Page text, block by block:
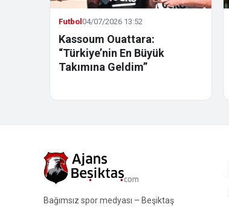
Futbol 04/07/2026 13:52
Kassoum Ouattara:
“Türkiye’nin En Büyük
Takımına Geldim”
Bağımsız spor medyası – Beşiktaş